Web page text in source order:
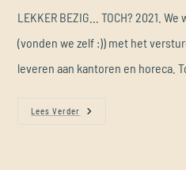
LEKKER BEZIG... TOCH? 2021.
(vonden we zelf :)) met het
leveren aan kantoren en horeca.
Lees Verder